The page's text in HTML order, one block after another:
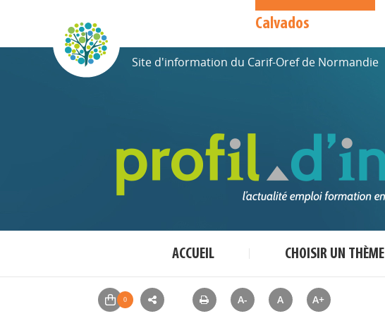
Calvados
Site d'information du Carif-Oref de Normandie
ACCUEIL CHOISIR UN THÈME
A- A A+